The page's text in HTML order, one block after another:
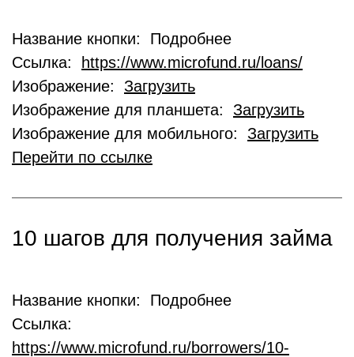
Название кнопки: Подробнее
Ссылка:
https://www.microfund.ru/loans/
Изображение: Загрузить
Изображение для планшета: Загрузить
Изображение для мобильного: Загрузить
Перейти по ссылке
10 шагов для получения займа
Название кнопки: Подробнее
Ссылка:
https://www.microfund.ru/borrowers/10-